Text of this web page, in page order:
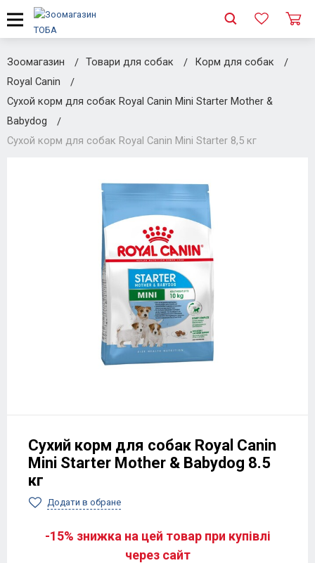
Зоомагазин Товари для собак
Корм для собак
Royal Canin
Сухой корм для собак Royal Canin Mini Starter Mother &
Babydog
Сухой корм для собак Royal Canin Mini Starter 8,5 кг
Сухий корм для собак Royal Canin
Mini Starter Mother & Babydog 8.5
кг
Додати в обране
-15% знижка на цей товар при купівлі
через сайт